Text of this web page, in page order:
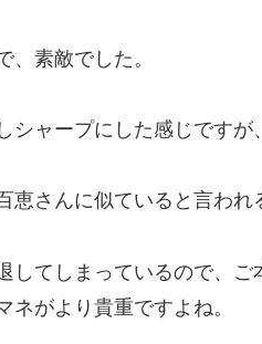
、素敵でした。
シャープにした感じですが
恵さんに似ていると言われ
してしまっているので、
がより貴重ですよね。